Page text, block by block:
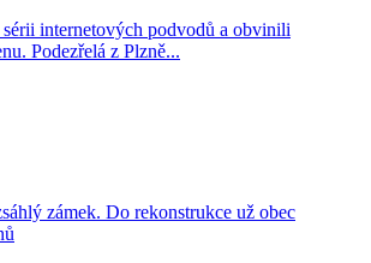
internetových podvodů a obvinili
Podezřelá z Plzně...
zámek. Do rekonstrukce už obec